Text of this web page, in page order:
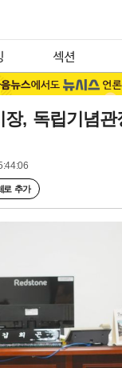
섹션
장, 독립기념
로 추가